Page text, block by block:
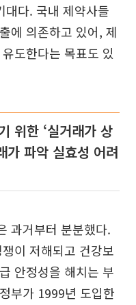
대다. 국내 제약사들
에 의존하고 있어, 제
도한다는 목표도 있
위한 ‘실거래가 상
가 파악 실효성 어려
과거부터 분분했다.
이 저해되고 건강보
안정성을 해치는 부
부가 1999년 도입한